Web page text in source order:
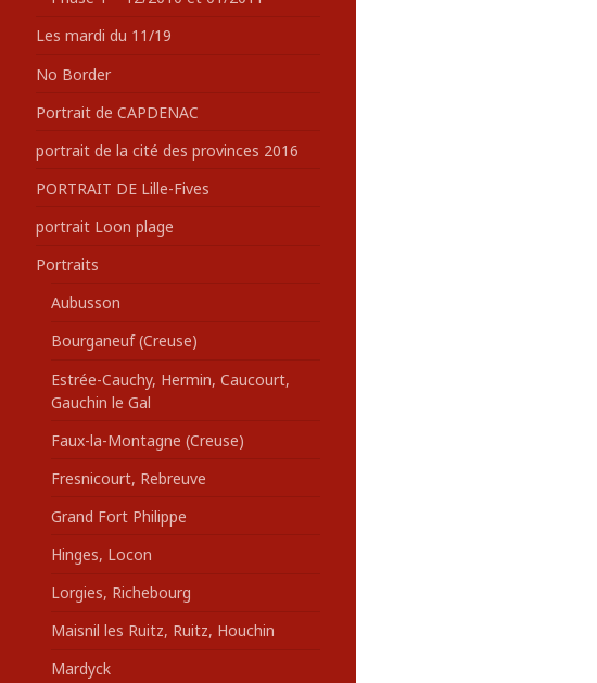
Les mardi du 11/19
No Border
Portrait de CAPDENAC
portrait de la cité des provinces 2016
PORTRAIT DE Lille-Fives
portrait Loon plage
Portraits
Aubusson
Bourganeuf (Creuse)
Estrée-Cauchy, Hermin, Caucourt,
Gauchin le Gal
Faux-la-Montagne (Creuse)
Fresnicourt, Rebreuve
Grand Fort Philippe
Hinges, Locon
Lorgies, Richebourg
Maisnil les Ruitz, Ruitz, Houchin
Mardyck